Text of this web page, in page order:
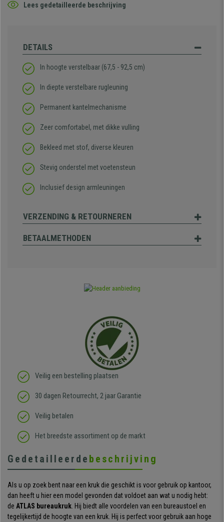
Lees gedetailleerde beschrijving
DETAILS
In hoogte verstelbaar (67,5 - 92,5 cm)
In diepte verstelbare rugleuning
Permanent kantelmechanisme
Zeer comfortabel, met dikke vulling
Bekleed met stof, diverse kleuren
Stevig onderstel met voetensteun
Inclusief design armleuningen
VERZENDING & RETOURNEREN
BETAALMETHODEN
Veilig een bestelling plaatsen
30 dagen Retourrecht, 2 jaar Garantie
Veilig betalen
Het breedste assortiment op de markt
Gedetailleerde beschrijving
Als u op zoek bent naar een kruk die geschikt is voor gebruik op kantoor,
dan heeft u hier een model gevonden dat voldoet aan wat u nodig hebt:
de ATLAS bureaukruk. Hij biedt alle voordelen van een bureaustoel en
tegelijkertijd de hoogte van een kruk. Hij is perfect voor gebruik aan hoge